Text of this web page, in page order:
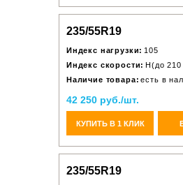
235/55R19
Индекс нагрузки: 105
Индекс скорости: H(до
Наличие товара: есть в
42 250 руб./шт.
КУПИТЬ В 1 КЛИК
235/55R19